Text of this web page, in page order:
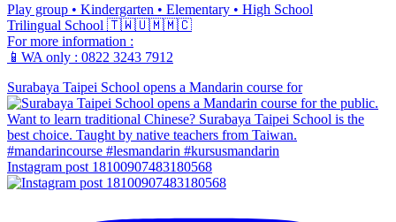
Play group • Kindergarten • Elementary • High School
Trilingual School 🇹🇼🇺🇲🇲🇨
For more information :
📱WA only : 0822 3243 7912
Surabaya Taipei School opens a Mandarin course for
Instagram post 18100907483180568